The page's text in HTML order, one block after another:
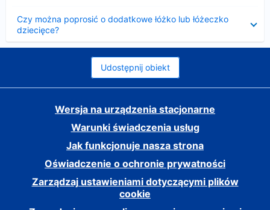
Czy można poprosić o dodatkowe łóżko lub łóżeczko
dziecięce?
Udostępnij obiekt
Wersja na urządzenia stacjonarne
Warunki świadczenia usług
Jak funkcjonuje nasza strona
Oświadczenie o ochronie prywatności
Zarządzaj ustawieniami dotyczącymi plików
cookie